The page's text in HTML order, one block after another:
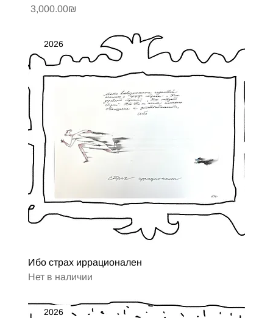
Цена
‏3,000.00 ‏₪
2026
Ибо страх иррационален
Нет в наличии
2026